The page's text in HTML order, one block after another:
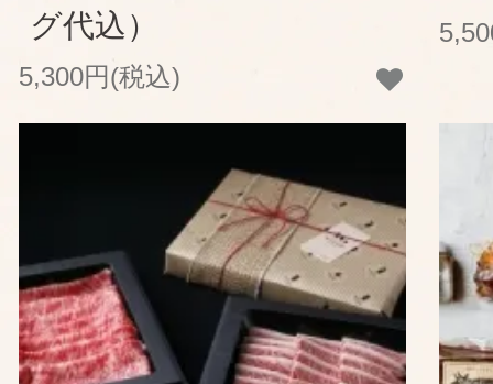
グ代込）
5,300円(税込)